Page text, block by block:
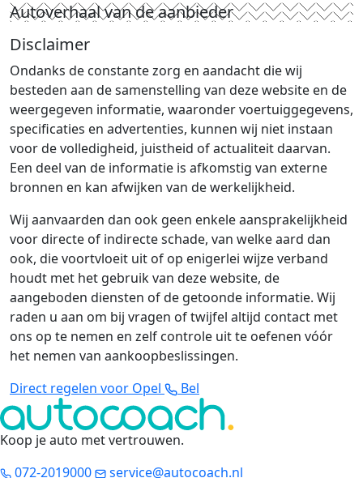
Autoverhaal van de aanbieder
Disclaimer
Ondanks de constante zorg en aandacht die wij
besteden aan de samenstelling van deze website en de
weergegeven informatie, waaronder voertuiggegevens,
specificaties en advertenties, kunnen wij niet instaan
voor de volledigheid, juistheid of actualiteit daarvan.
Een deel van de informatie is afkomstig van externe
bronnen en kan afwijken van de werkelijkheid.
Wij aanvaarden dan ook geen enkele aansprakelijkheid
voor directe of indirecte schade, van welke aard dan
ook, die voortvloeit uit of op enigerlei wijze verband
houdt met het gebruik van deze website, de
aangeboden diensten of de getoonde informatie. Wij
raden u aan om bij vragen of twijfel altijd contact met
ons op te nemen en zelf controle uit te oefenen vóór
het nemen van aankoopbeslissingen.
Direct regelen voor Opel
Bel
Koop je auto met vertrouwen.
072-2019000
service@autocoach.nl